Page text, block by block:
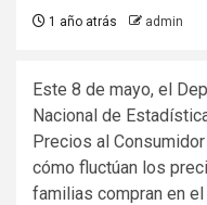
1 año atrás admin
Este 8 de mayo, el
Nacional de
Precios al
cómo fluctúan los
familias compran en el